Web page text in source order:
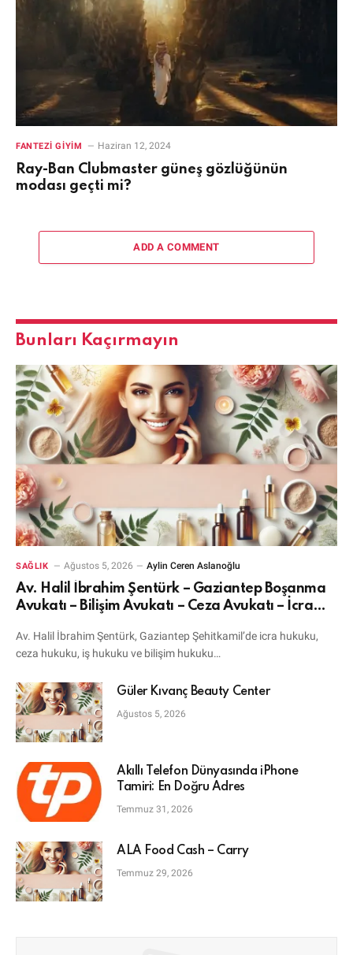
FANTEZI GIYIM Haziran 12, 2024
Ray-Ban Clubmaster güneş gözlüğünün
modası geçti mi?
ADD A COMMENT
Bunları Kaçırmayın
SAĞLIK Ağustos 5, 2026 Aylin Ceren Aslanoğlu
Av. Halil İbrahim Şentürk – Gaziantep Boşanma
Avukatı – Bilişim Avukatı – Ceza Avukatı – İcra
Av. Halil İbrahim Şentürk, Gaziantep Şehitkamil’de icra hukuku,
ceza hukuku, iş hukuku ve bilişim hukuku…
Güler Kıvanç Beauty Center
Ağustos 5, 2026
Akıllı Telefon Dünyasında iPhone
Tamiri: En Doğru Adres
Temmuz 31, 2026
ALA Food Cash – Carry
Temmuz 29, 2026